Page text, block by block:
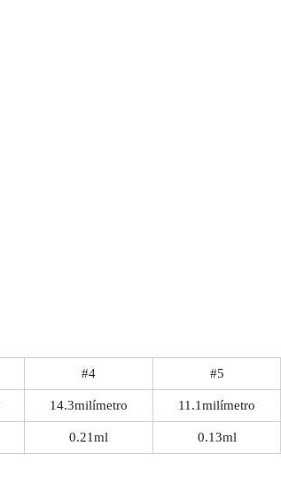
#4 #5
14.3milímetro 11.1milímetro
0.21ml 0.13ml